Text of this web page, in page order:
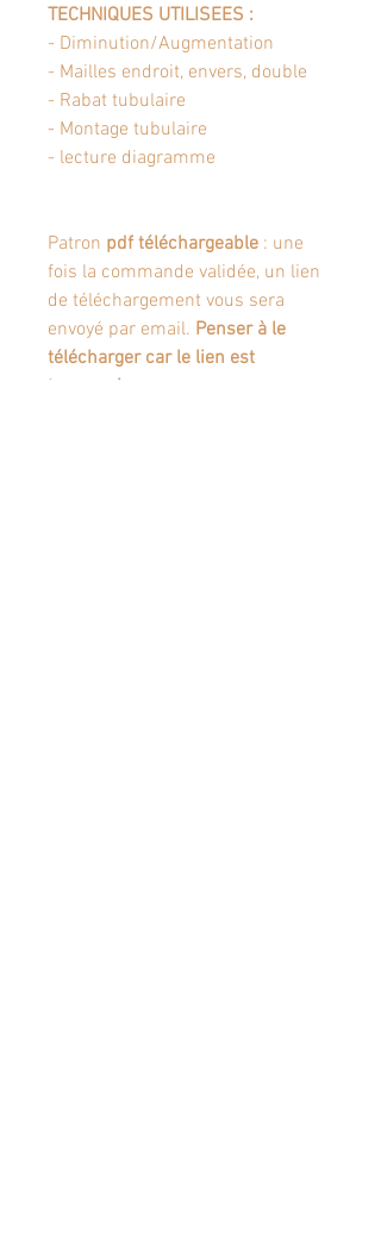
TECHNIQUES UTILISEES :
- Diminution/Augmentation
- Mailles endroit, envers, double
- Rabat tubulaire
- Montage tubulaire
- lecture diagramme
Patron pdf téléchargeable : une
fois la commande validée, un lien
de téléchargement vous sera
envoyé par email. Penser à le
télécharger car le lien est
temporaire.